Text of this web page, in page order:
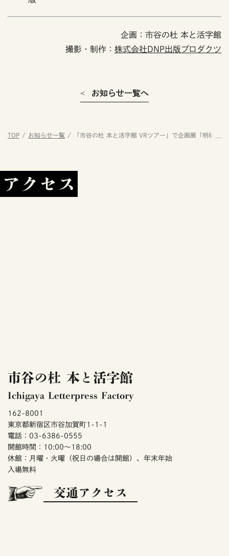
企画：市谷の杜 本と活字館
撮影・制作： 株式会社DNP出版プロダクツ
お知らせ一覧へ
TOP お知らせ一覧 「市谷の杜 本と活字館 VRツアー」で企画展「明朝体
アクセス
市谷の杜 本と活字館
Ichigaya Letterpress Factory
162-8001
東京都新宿区市谷加賀町1-1-1
電話：03-6386-0555
開館時間：10:00～18:00
休館：月曜・火曜（祝日の場合は開館）、年末年始
入場無料
交通アクセス